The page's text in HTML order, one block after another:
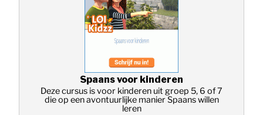
Spaans voor kinderen
Deze cursus is voor kinderen uit groep 5, 6 of 7
die op een avontuurlijke manier Spaans willen
leren